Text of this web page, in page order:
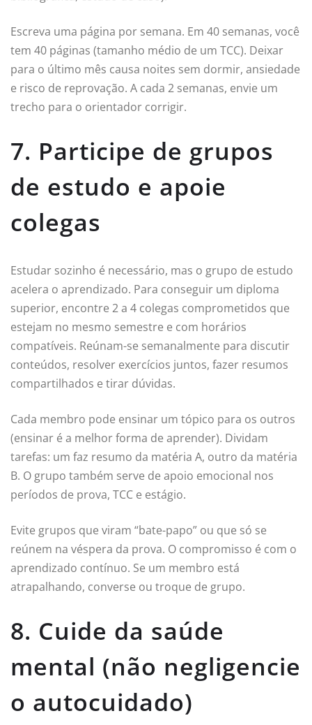
Escreva uma página por semana. Em 40 semanas, você
tem 40 páginas (tamanho médio de um TCC). Deixar
para o último mês causa noites sem dormir, ansiedade
e risco de reprovação. A cada 2 semanas, envie um
trecho para o orientador corrigir.
7. Participe de grupos
de estudo e apoie
colegas
Estudar sozinho é necessário, mas o grupo de estudo
acelera o aprendizado. Para conseguir um diploma
superior, encontre 2 a 4 colegas comprometidos que
estejam no mesmo semestre e com horários
compatíveis. Reúnam-se semanalmente para discutir
conteúdos, resolver exercícios juntos, fazer resumos
compartilhados e tirar dúvidas.
Cada membro pode ensinar um tópico para os outros
(ensinar é a melhor forma de aprender). Dividam
tarefas: um faz resumo da matéria A, outro da matéria
B. O grupo também serve de apoio emocional nos
períodos de prova, TCC e estágio.
Evite grupos que viram “bate-papo” ou que só se
reúnem na véspera da prova. O compromisso é com o
aprendizado contínuo. Se um membro está
atrapalhando, converse ou troque de grupo.
8. Cuide da saúde
mental (não negligencie
o autocuidado)